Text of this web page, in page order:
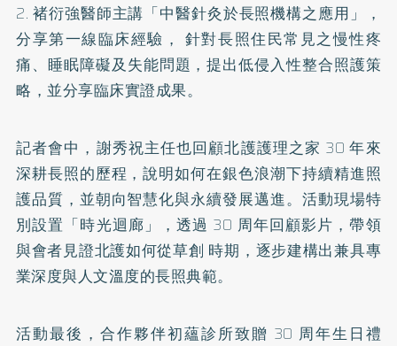
2. 褚衍強醫師主講「中醫針灸於長照機構之應用」，
分享第一線臨床經驗， 針對長照住民常見之慢性疼
痛、睡眠障礙及失能問題，提出低侵入性整合照護策
略，並分享臨床實證成果。
記者會中，謝秀祝主任也回顧北護護理之家 30 年來
深耕長照的歷程，說明如何在銀色浪潮下持續精進照
護品質，並朝向智慧化與永續發展邁進。活動現場特
別設置「時光迴廊」，透過 30 周年回顧影片，帶領
與會者見證北護如何從草創 時期，逐步建構出兼具專
業深度與人文溫度的長照典範。
活動最後，合作夥伴初蘊診所致贈 30 周年生日禮